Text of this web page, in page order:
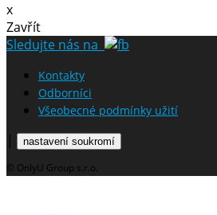
x
Zavřít
Sledujte nás na
Kontakty
Odborníci
Všeobecné podmínky užití
| nastavení soukromí
© OnlyU Group s.r.o.